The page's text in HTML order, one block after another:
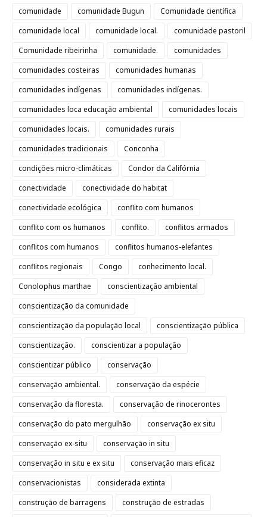
comunidade
comunidade Bugun
Comunidade científica
comunidade local
comunidade local.
comunidade pastoril
Comunidade ribeirinha
comunidade.
comunidades
comunidades costeiras
comunidades humanas
comunidades indígenas
comunidades indígenas.
comunidades loca educação ambiental
comunidades locais
comunidades locais.
comunidades rurais
comunidades tradicionais
Conconha
condições micro-climáticas
Condor da Califórnia
conectividade
conectividade do habitat
conectividade ecológica
conflito com humanos
conflito com os humanos
conflito.
conflitos armados
conflitos com humanos
conflitos humanos-elefantes
conflitos regionais
Congo
conhecimento local.
Conolophus marthae
conscientização ambiental
conscientização da comunidade
conscientização da população local
conscientização pública
conscientização.
conscientizar a população
conscientizar público
conservação
conservação ambiental.
conservação da espécie
conservação da floresta.
conservação de rinocerontes
conservação do pato mergulhão
conservação ex situ
conservação ex-situ
conservação in situ
conservação in situ e ex situ
conservação mais eficaz
conservacionistas
considerada extinta
construção de barragens
construção de estradas